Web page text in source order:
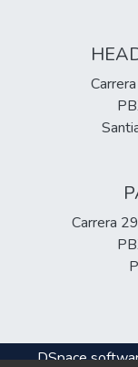
Carrera
DSpace